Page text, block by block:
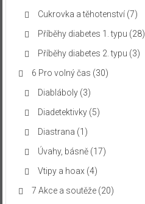
Cukrovka a těhotenství(7)
Příběhy diabetes 1. typu (28)
Příběhy diabetes 2. typu (3)
6 Pro volný čas (30)
Diabláboly(3)
Diadetektivky(5)
Diastrana (1)
Úvahy, básně(17)
Vtipy a hoax (4)
7 Akce a soutěže(20)